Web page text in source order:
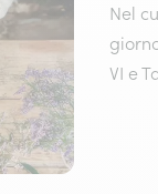
Nel
VI e